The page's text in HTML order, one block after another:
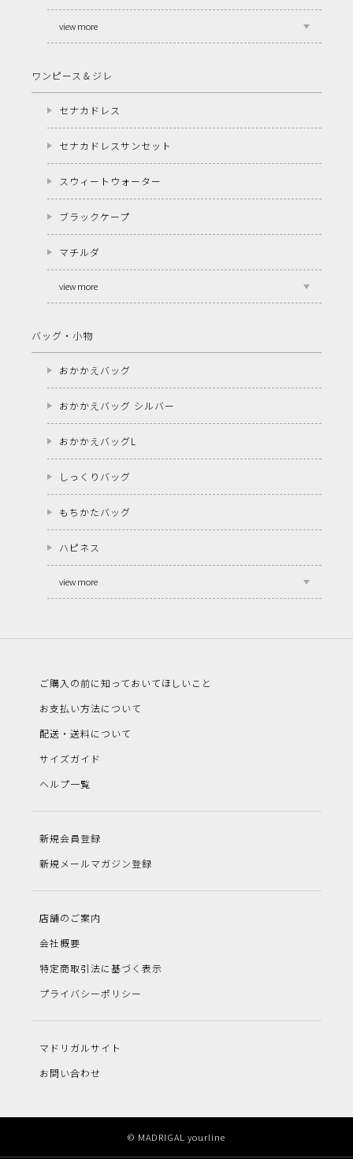
view more
ワンピース＆ジレ
セナカドレス
セナカドレスサンセット
スウィートウォーター
ブラックケープ
マチルダ
view more
バッグ・小物
おかかえバッグ
おかかえバッグ シルバー
おかかえバッグL
しっくりバッグ
もちかたバッグ
ハピネス
view more
ご購入の前に知っておいてほしいこと
お支払い方法について
配送・送料について
サイズガイド
ヘルプ一覧
新規会員登録
新規メールマガジン登録
店舗のご案内
会社概要
特定商取引法に基づく表示
プライバシーポリシー
マドリガルサイト
お問い合わせ
© MADRIGAL yourline